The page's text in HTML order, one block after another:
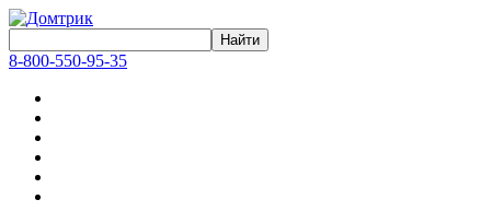
8-800-550-95-35